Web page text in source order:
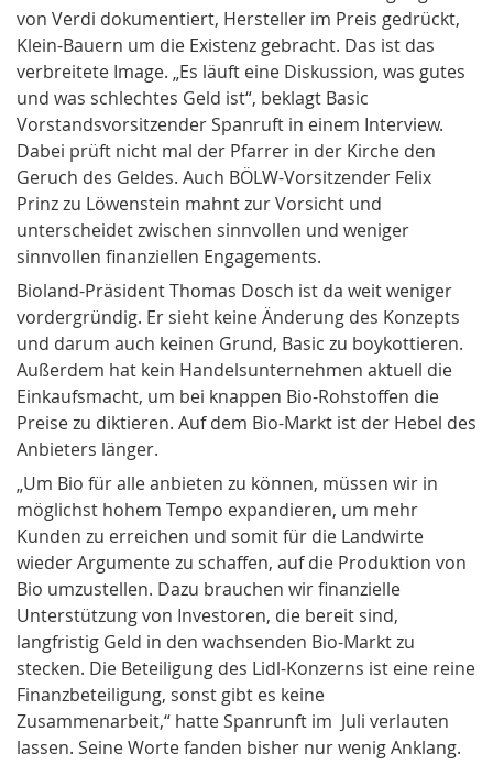
von Verdi dokumentiert, Hersteller im Preis gedrückt,
Klein-Bauern um die Existenz gebracht. Das ist das
verbreitete Image. „Es läuft eine Diskussion, was gutes
und was schlechtes Geld ist“, beklagt Basic
Vorstandsvorsitzender Spanruft in einem Interview.
Dabei prüft nicht mal der Pfarrer in der Kirche den
Geruch des Geldes. Auch BÖLW-Vorsitzender Felix
Prinz zu Löwenstein mahnt zur Vorsicht und
unterscheidet zwischen sinnvollen und weniger
sinnvollen finanziellen Engagements.
Bioland-Präsident Thomas Dosch ist da weit weniger
vordergründig. Er sieht keine Änderung des Konzepts
und darum auch keinen Grund, Basic zu boykottieren.
Außerdem hat kein Handelsunternehmen aktuell die
Einkaufsmacht, um bei knappen Bio-Rohstoffen die
Preise zu diktieren. Auf dem Bio-Markt ist der Hebel des
Anbieters länger.
„Um Bio für alle anbieten zu können, müssen wir in
möglichst hohem Tempo expandieren, um mehr
Kunden zu erreichen und somit für die Landwirte
wieder Argumente zu schaffen, auf die Produktion von
Bio umzustellen. Dazu brauchen wir finanzielle
Unterstützung von Investoren, die bereit sind,
langfristig Geld in den wachsenden Bio-Markt zu
stecken. Die Beteiligung des Lidl-Konzerns ist eine reine
Finanzbeteiligung, sonst gibt es keine
Zusammenarbeit,“ hatte Spanrunft im Juli verlauten
lassen. Seine Worte fanden bisher nur wenig Anklang.